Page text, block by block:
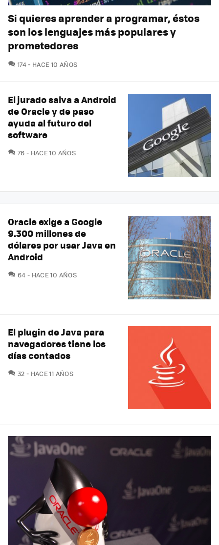
Si quieres aprender a programar, éstos
son los lenguajes más populares y
prometedores
174COMENTARIOS
HACE 10 AÑOS
El jurado salva a Android
de Oracle y de paso
ayuda al futuro del
software
76 COMENTARIOS
HACE 10 AÑOS
Oracle exige a Google
9.300 millones de
dólares por usar Java en
Android
64 COMENTARIOS
HACE 10 AÑOS
El plugin de Java para
navegadores tiene los
días contados
32 COMENTARIOS
HACE 11 AÑOS